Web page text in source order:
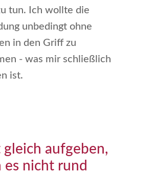
tun. Ich wollte die
unbedingt ohne
in den Griff zu
- was mir schließlich
ist.
gleich aufgeben,
es nicht rund